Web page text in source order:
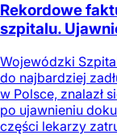
Rekordowe
szpitalu.
Wojewódzki
do najbardziej
w Polsce, znalazł
po ujawnieniu
części lekarzy